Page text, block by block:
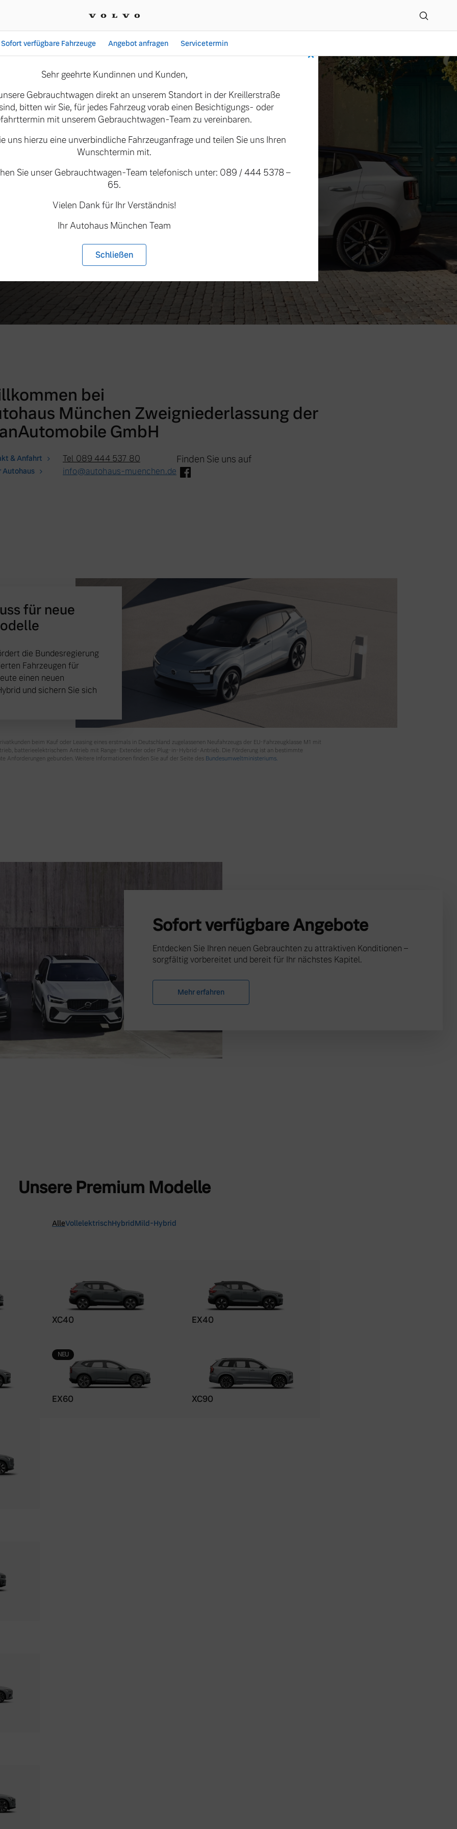
| Autohaus München Zweigniederlassung
Sofort verfügbare Fahrzeuge Angebot anfragen Servicetermin
Original Volvo Winter- und Sommer Kompletträder.
×
Sehr geehrte Kundinnen und Kunden,
Gebrauchtwagen direkt an unserem Standort in der Kreillerstraße
bitten wir Sie, für jedes Fahrzeug vorab einen Besichtigungs- oder
mit unserem Gebrauchtwagen-Team zu vereinbaren.
uns hierzu eine unverbindliche Fahrzeuganfrage und teilen Sie uns Ihren
Wunschtermin mit.
Sie unser Gebrauchtwagen-Team telefonisch unter: 089 / 444 5378 –
65.
Vielen Dank für Ihr Verständnis!
Ihr Autohaus München Team
Schließen
für den
Summer Edition und den Volvo
bei
München Zweigniederlassung der
GmbH
& Anfahrt
Autohaus
Tel 089 444 537 80
info@autohaus-muenchen.de
Finden Sie uns auf
für neue
die Bundesregierung
Fahrzeugen für
einen neuen
und sichern Sie sich
beim Kauf oder Leasing eines erstmals in Deutschland zugelassenen Neufahrzeugs der EU-Fahrzeugklasse M1 mit
batterieelektrischem Antrieb mit Range-Extender oder Plug-in-Hybrid-Antrieb. Die Förderung ist an bestimmte
Anforderungen gebunden. Weitere Informationen finden Sie auf der Seite des Bundesumweltministeriums.
Sofort verfügbare Angebote
Entdecken Sie Ihren neuen Gebrauchten zu attraktiven Konditionen –
sorgfältig vorbereitet und bereit für Ihr nächstes Kapitel.
Mehr erfahren
Unsere Premium Modelle
AlleVollelektrischHybridMild-Hybrid
XC40 EX40
NEU
EX60 XC90